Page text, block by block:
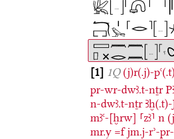
1 1Q (j)r(.j)-pꜥ(.t)
pr-wr-dwꜣ.t-nṯr
n-dwꜣ.t-nṯr
mꜣꜥ-[ḫrw] ⸢zꜣ⸣ n
mr.y =f jm.j-rʾ-